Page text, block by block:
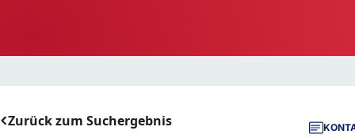
Zurück zum Suchergebnis